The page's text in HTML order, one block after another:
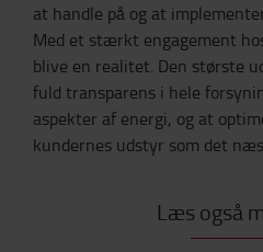
at handle på og at
Med et stærkt engagement
blive en realitet. Den største
fuld transparens i hele
aspekter af energi, og at
kundernes udstyr som det
Læs også